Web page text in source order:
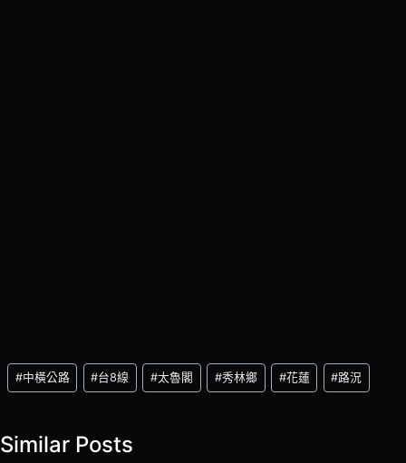
Post
Tags:
#中橫公路 #台8線 #太魯閣 #秀林鄉 #花蓮 #路況
Similar Posts